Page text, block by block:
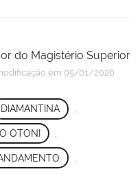
do Magistério Superior
em 05/01/2026
DIAMANTINA
OTONI